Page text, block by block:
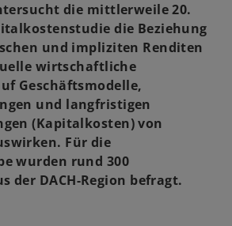
die mittlerweile 20.
die Beziehung
und impliziten Renditen
wirtschaftliche
Geschäftsmodelle,
und langfristigen
(Kapitalkosten) von
Für die
wurden rund 300
der DACH-Region befragt.